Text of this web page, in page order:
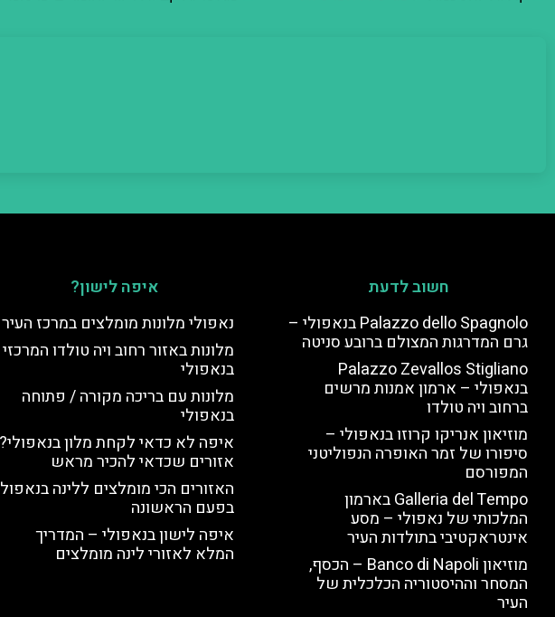
חשוב לדעת
Palazzo dello Spagnolo בנאפולי –
גרם המדרגות המצולם ברובע סניטה
Palazzo Zevallos Stigliano
בנאפולי – ארמון אמנות מרשים
ברחוב ויה טולדו
מוזיאון אנריקו קרוזו בנאפולי –
סיפורו של זמר האופרה הנפוליטני
המפורסם
Galleria del Tempo בארמון
המלכותי של נאפולי – מסע
אינטראקטיבי בתולדות העיר
מוזיאון Banco di Napoli – הכסף,
המסחר וההיסטוריה הכלכלית של
העיר
איפה לישון?
נאפולי מלונות מומלצים במרכז העיר
מלונות באזור רחוב ויה טולדו המרכזי
בנאפולי
מלונות עם בריכה מקורה / פתוחה
בנאפולי
איפה לא כדאי לקחת מלון בנאפולי?
אזורים שכדאי להכיר מראש
האזורים הכי מומלצים ללינה
בפעם הראשונה
איפה לישון בנאפולי – המדריך
המלא לאזורי לינה מומלצים